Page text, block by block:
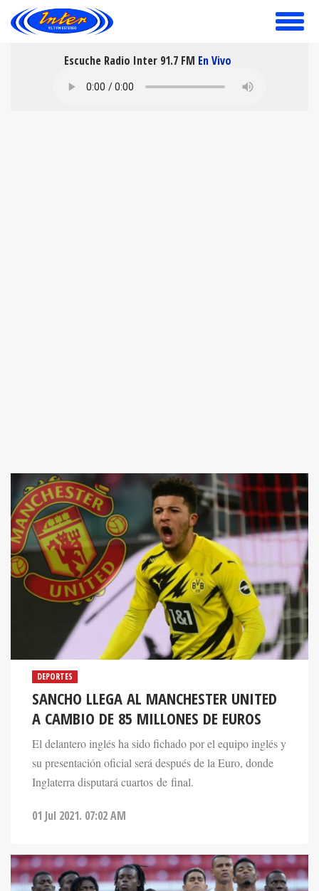
toggle
Escuche Radio Inter 91.7 FM En Vivo
DEPORTES
SANCHO LLEGA AL MANCHESTER UNITED
A CAMBIO DE 85 MILLONES DE EUROS
El delantero inglés ha sido fichado por el equipo inglés y
su presentación oficial será después de la Euro, donde
Inglaterra disputará cuartos de final.
01 Jul 2021. 07:02 AM